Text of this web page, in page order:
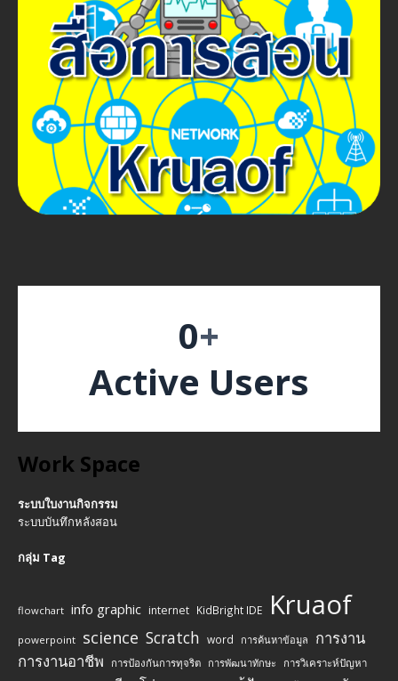
0+
Active Users
Work Space
ระบบใบงานกิจกรรม
ระบบบันทึกหลังสอน
กลุ่ม Tag
flowchart info graphic internet KidBright IDE Kruaof
powerpoint science Scratch word การค้นหาข้อมูล
การงาน
การงานอาชีพ
การป้องกันการทุจริต การพัฒนาทักษะ การวิเคราะห์ปัญหา